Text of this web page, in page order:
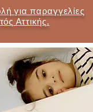
για παραγγελίες
Αττικής.